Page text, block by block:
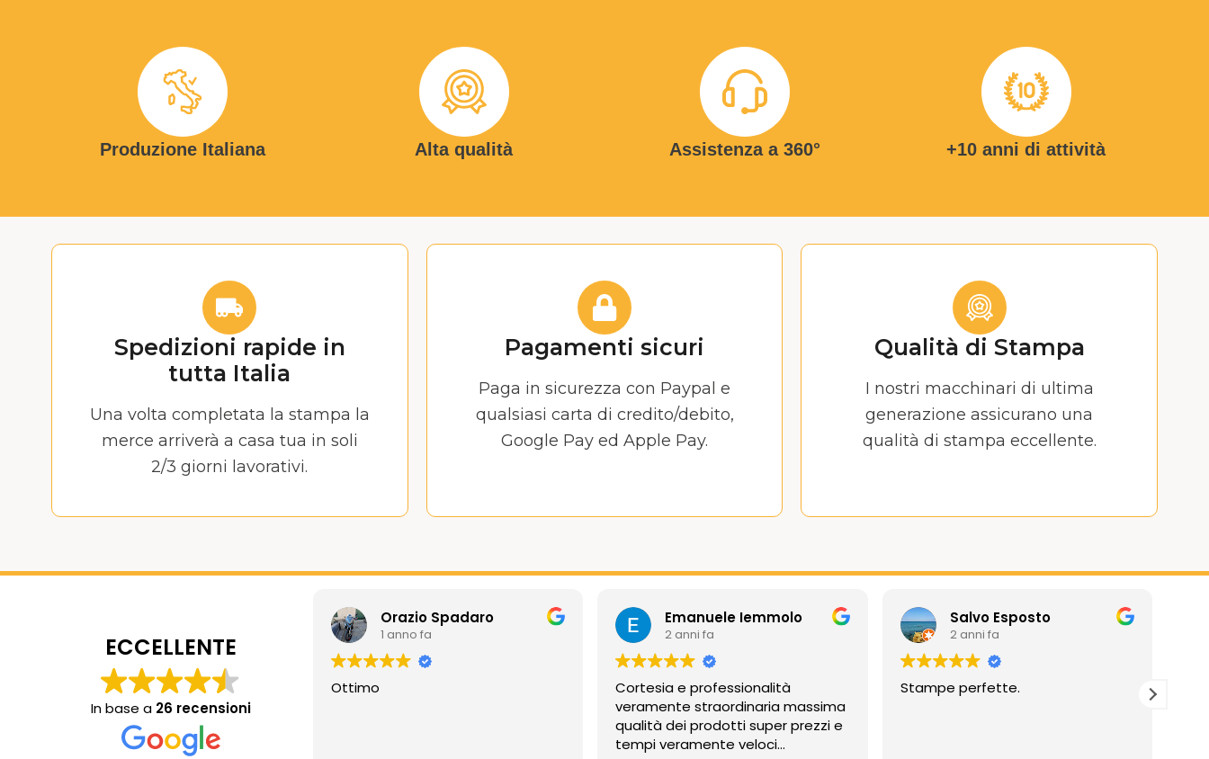
Produzione Italiana Alta qualità Assistenza a 360° +10 anni di attività
Spedizioni rapide in
tutta Italia
Una volta completata la stampa la
merce arriverà a casa tua in soli
2/3 giorni lavorativi.
Pagamenti sicuri
Paga in sicurezza con Paypal e
qualsiasi carta di credito/debito,
Google Pay ed Apple Pay.
Qualità di Stampa
I nostri macchinari di ultima
generazione assicurano una
qualità di stampa eccellente.
ECCELLENTE
In base a 26 recensioni
Orazio Spadaro
1 anno fa
Ottimo
Emanuele Iemmolo
2 anni fa
Cortesia e professionalità
veramente straordinaria massima
qualità dei prodotti super prezzi e
tempi veramente veloci
Salvo Esposto
2 anni fa
Stampe perfette.